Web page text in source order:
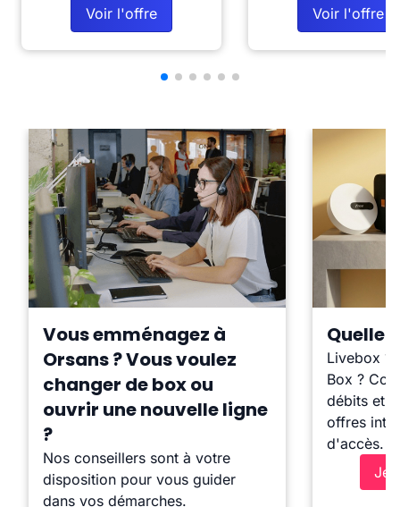
Voir l'offre Voir l'offre
Vous emménagez à
Orsans ? Vous voulez
changer de box ou
ouvrir une nouvelle ligne
?
Nos conseillers sont à votre
disposition pour vous guider
dans vos démarches.
Quelle
Livebox ?
Box ?
débits et
offres
d'accès.
Je